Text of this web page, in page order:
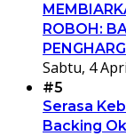
ROBOH:
Sabtu, 4
#5
Serasa
Backing